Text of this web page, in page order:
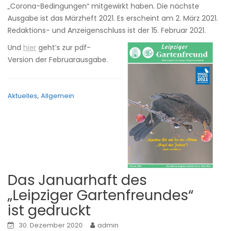
„Corona-Bedingungen“ mitgewirkt haben. Die nächste
Ausgabe ist das Märzheft 2021. Es erscheint am 2. März 2021.
Redaktions- und Anzeigenschluss ist der 15. Februar 2021.
Und hier geht’s zur pdf-
Version der Februarausgabe.
Aktuelles, Allgemein
Das Januarhaft des
„Leipziger Gartenfreundes“
ist gedruckt
30. Dezember 2020 admin